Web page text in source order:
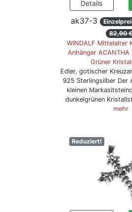
ak37-3
82,90 €
WINDALF Mittelalter
Anhänger
Grüner
Edler, gotischer
925 Sterlingsilber Der
kleinen
dunkelgrünen
mehr
Reduziert!